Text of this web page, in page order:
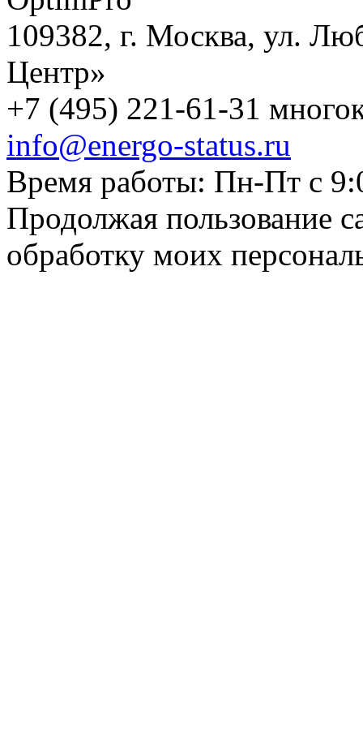
109382, г. Москва, ул.
Центр»
+7 (495) 221-61-31
info@energo-status.ru
Время работы: Пн-Пт с
Продолжая пользование
обработку моих